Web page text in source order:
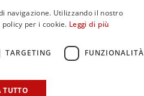
navigazione. Utilizzando il nostro
per i cookie. Leggi di più
TARGETING FUNZIONALITÀ
TUTTO